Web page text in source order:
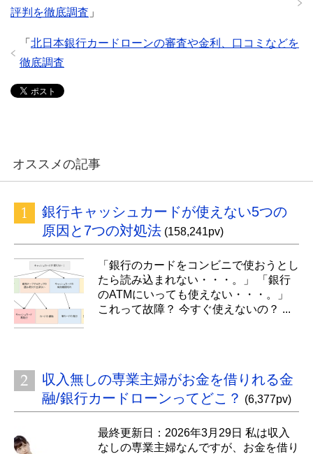
評判を徹底調査 」
「 北日本銀行カードローンの審査や金利、口コミなどを
徹底調査
オススメの記事
銀行キャッシュカードが使えない5つの
原因と7つの対処法 (158,241pv)
「銀行のカードをコンビニで使おうとし
たら読み込まれない・・・。」 「銀行
のATMにいっても使えない・・・。」
これって故障？ 今すぐ使えないの？ ...
収入無しの専業主婦がお金を借りれる金
融/銀行カードローンってどこ？ (6,377pv)
最終更新日：2026年3月29日 私は収入
なしの専業主婦なんですが、お金を借り